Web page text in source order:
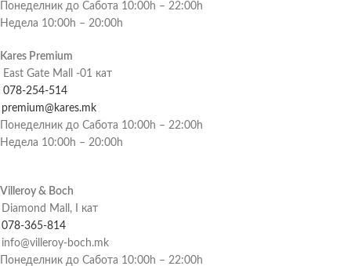
Понеделник до Сабота 10:00h – 22:00h
Недела 10:00h – 20:00h
Kares Premium
East Gate Mall -01 кат
078-254-514
premium@kares.mk
Понеделник до Сабота 10:00h – 22:00h
Недела 10:00h – 20:00h
Villeroy & Boch
Diamond Mall, I кат
078-365-814
info@villeroy-boch.mk
Понеделник до Сабота 10:00h – 22:00h